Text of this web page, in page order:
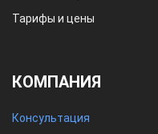
Тарифы и цены
КОМПАНИЯ
Консультация